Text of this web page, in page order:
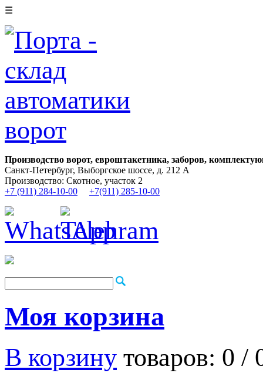
☰
Производство ворот, евроштакетника, заборов,
Санкт-Петербург, Выборгское шоссе, д. 212 А
Производство: Скотное, участок 2
+7 (911) 284-10-00
+7(911) 285-10-00
Моя корзина
В корзину товаров: 0 /